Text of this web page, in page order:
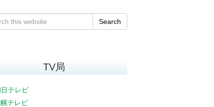
Search
TV局
テレビ
テレビ